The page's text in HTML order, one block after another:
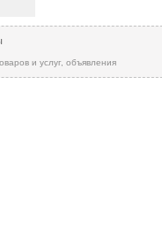
и услуг, объявления